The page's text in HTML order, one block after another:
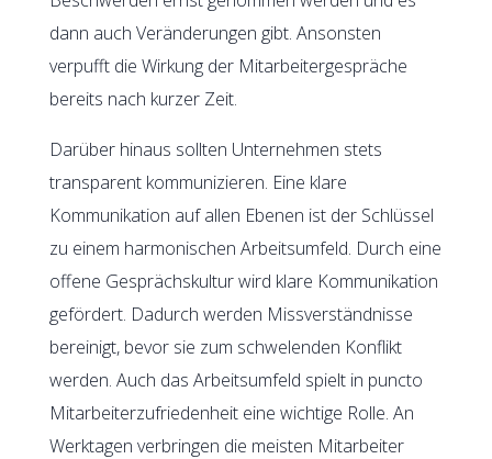
dann auch Veränderungen gibt. Ansonsten
verpufft die Wirkung der Mitarbeitergespräche
bereits nach kurzer Zeit.
Darüber hinaus sollten Unternehmen stets
transparent kommunizieren. Eine klare
Kommunikation auf allen Ebenen ist der Schlüssel
zu einem harmonischen Arbeitsumfeld. Durch eine
offene Gesprächskultur wird klare Kommunikation
gefördert. Dadurch werden Missverständnisse
bereinigt, bevor sie zum schwelenden Konflikt
werden. Auch das Arbeitsumfeld spielt in puncto
Mitarbeiterzufriedenheit eine wichtige Rolle. An
Werktagen verbringen die meisten Mitarbeiter